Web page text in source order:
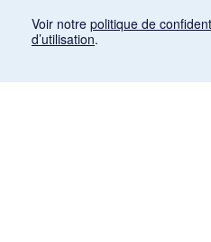
Voir notre politique de
d’utilisation.